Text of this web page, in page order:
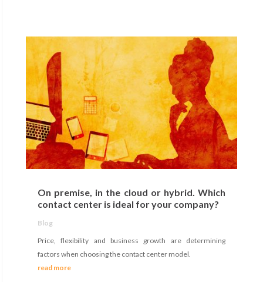
On premise, in the cloud or hybrid. Which
contact center is ideal for your company?
Blog
Price, flexibility and business growth are determining
factors when choosing the contact center model.
read more